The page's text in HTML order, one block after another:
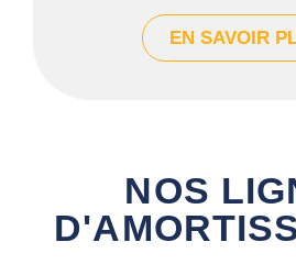
EN SAVOIR
NOS